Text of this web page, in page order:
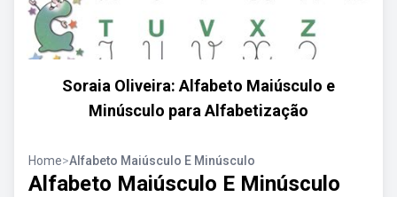
Soraia Oliveira: Alfabeto Maiúsculo e
Minúsculo para Alfabetização
Home>Alfabeto Maiúsculo E Minúsculo
Alfabeto Maiúsculo E Minúsculo